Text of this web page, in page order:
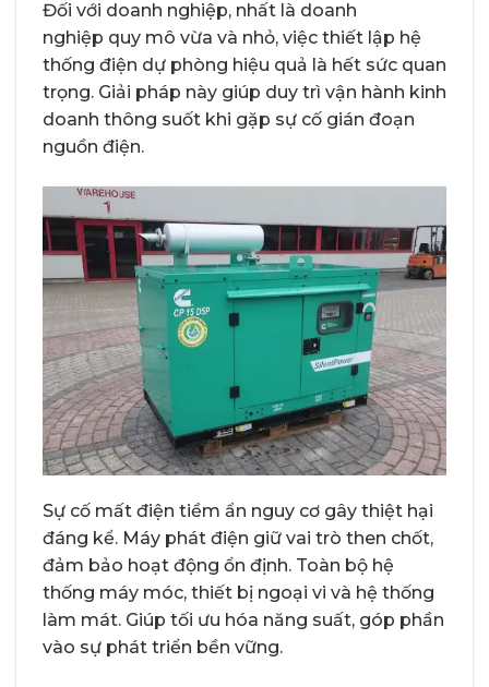
Đối với doanh nghiệp, nhất là doanh
nghiệp quy mô vừa và nhỏ, việc thiết lập hệ
thống điện dự phòng hiệu quả là hết sức quan
trọng. Giải pháp này giúp duy trì vận hành kinh
doanh thông suốt khi gặp sự cố gián đoạn
nguồn điện.
Sự cố mất điện tiềm ẩn nguy cơ gây thiệt hại
đáng kể. Máy phát điện giữ vai trò then chốt,
đảm bảo hoạt động ổn định. Toàn bộ hệ
thống máy móc, thiết bị ngoại vi và hệ thống
làm mát. Giúp tối ưu hóa năng suất, góp phần
vào sự phát triển bền vững.